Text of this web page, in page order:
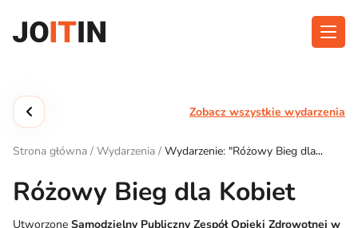
treści
Funkcjonalność
Kontakt
Zobacz wszystkie wydarzenia
Strona główna / Wydarzenia / Wydarzenie: "Różowy Bieg dla
Różowy Bieg dla Kobiet
Utworzone Samodzielny Publiczny Zespół Opieki Zdrowotnej w